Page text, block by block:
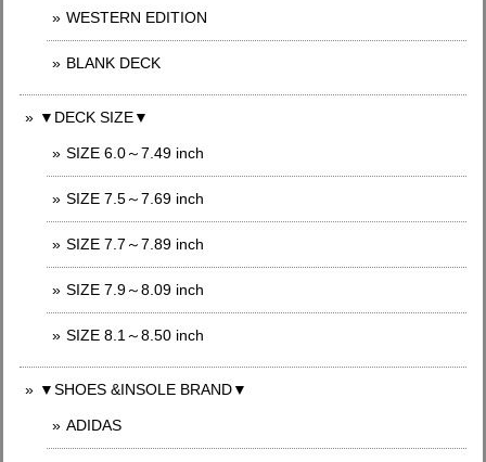
WESTERN EDITION
BLANK DECK
▼DECK SIZE▼
SIZE 6.0～7.49 inch
SIZE 7.5～7.69 inch
SIZE 7.7～7.89 inch
SIZE 7.9～8.09 inch
SIZE 8.1～8.50 inch
▼SHOES &INSOLE BRAND▼
ADIDAS